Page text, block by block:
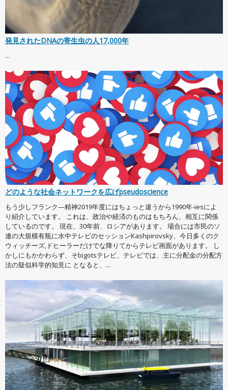
発見されたDNAの寄生虫の人17,000年
...
どのような社会ネットワークを広げpseudoscience
もう少しフランク—精神2019年度にはちょっと違うから1990年-iesによ
り紹介しています。 これは、政治や経済のものはもちろん、相互に関係
しているのです。 現在、30年前、ロシアがあります。 場合には市民のソ
連の大規模有瓶に水中テレビのセッションKashpirovsky、今日多くのク
ウィッチーズ,ドヒーラーだけでな降りてからテレビ画面があります。 し
かしにもかかわらず、そbigotsテレビ、テレビでは、主に分配金の分配方
法の疑似科学的知見に となると、...